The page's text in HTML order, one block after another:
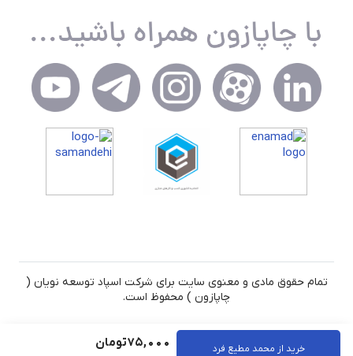
خرید از محمد مطیع فرد 75,000تومان
تمام حقوق مادی و معنوی سایت برای شرکت اسپاد توسعه نویان (
چاپازون ) محفوظ است.